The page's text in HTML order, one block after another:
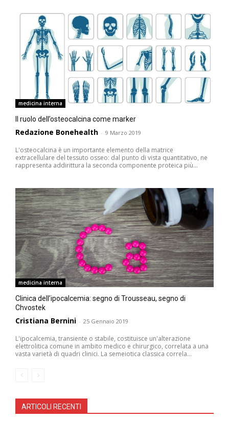
medicina interna
Il ruolo dell’osteocalcina come marker
Redazione Bonehealth - 9 Marzo 2019
L'osteocalcina è un importante elemento della matrice
extracellulare del tessuto osseo: dal punto di vista quantitativo, ne
rappresenta addirittura la seconda componente proteica più...
medicina interna
Clinica dell’ipocalcemia: segno di Trousseau, segno di
Chvostek
Cristiana Bernini - 25 Gennaio 2019
L'ipocalcemia, transiente o stabile, costituisce un'alterazione
elettrolitica comune in ambito medico e chirurgico, correlata a una
vasta varietà di quadri clinici. La semeiotica classica correla...
ARTICOLI RECENTI